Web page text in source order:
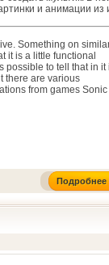
и анимации из
Something on
it is a little functional
possible to tell that in it
there are various
from games Sonic
Подробнее